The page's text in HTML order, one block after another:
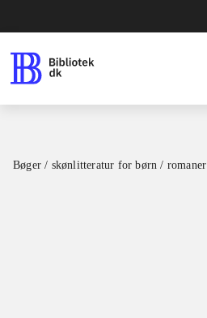
Bøger / skønlitteratur for børn / romaner